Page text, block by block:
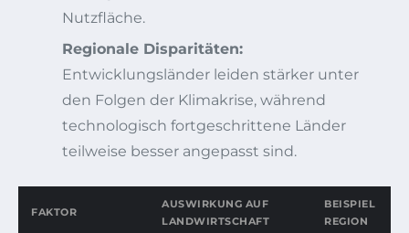
Nutzfläche.
Regionale Disparitäten:
Entwicklungsländer leiden stärker unter
den Folgen der Klimakrise, während
technologisch fortgeschrittene Länder
teilweise besser angepasst sind.
FAKTOR
AUSWIRKUNG AUF
LANDWIRTSCHAFT
BEISPIEL
REGION